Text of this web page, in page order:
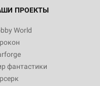
ПРОЕКТЫ
World
фантастики